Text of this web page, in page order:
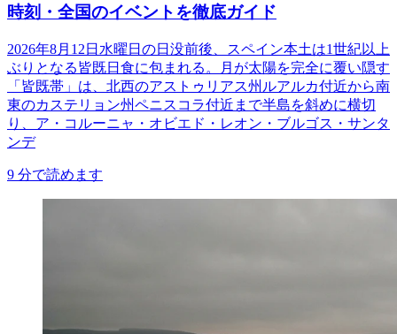
時刻・全国のイベントを徹底ガイド
2026年8月12日水曜日の日没前後、スペイン本土は1世紀以上
ぶりとなる皆既日食に包まれる。月が太陽を完全に覆い隠す
「皆既帯」は、北西のアストゥリアス州ルアルカ付近から南
東のカステリョン州ペニスコラ付近まで半島を斜めに横切
り、ア・コルーニャ・オビエド・レオン・ブルゴス・サンタ
ンデ
9 分で読めます